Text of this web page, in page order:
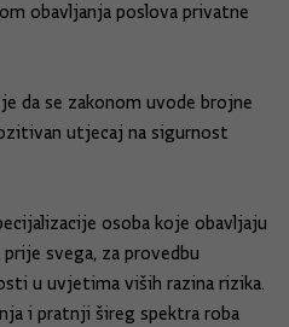
obavljanja poslova privatne
da se zakonom uvode brojne
utjecaj na sigurnost
osoba koje obavljaju
svega, za provedbu
u uvjetima viših razina rizika.
i pratnji šireg spektra roba